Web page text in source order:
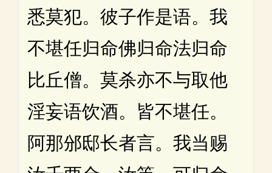
悉莫犯。彼子作是语。我
不堪任归命佛归命法归命
比丘僧。莫杀亦不与取他
淫妄语饮酒。皆不堪任。
阿那邠邸长者言。我当赐